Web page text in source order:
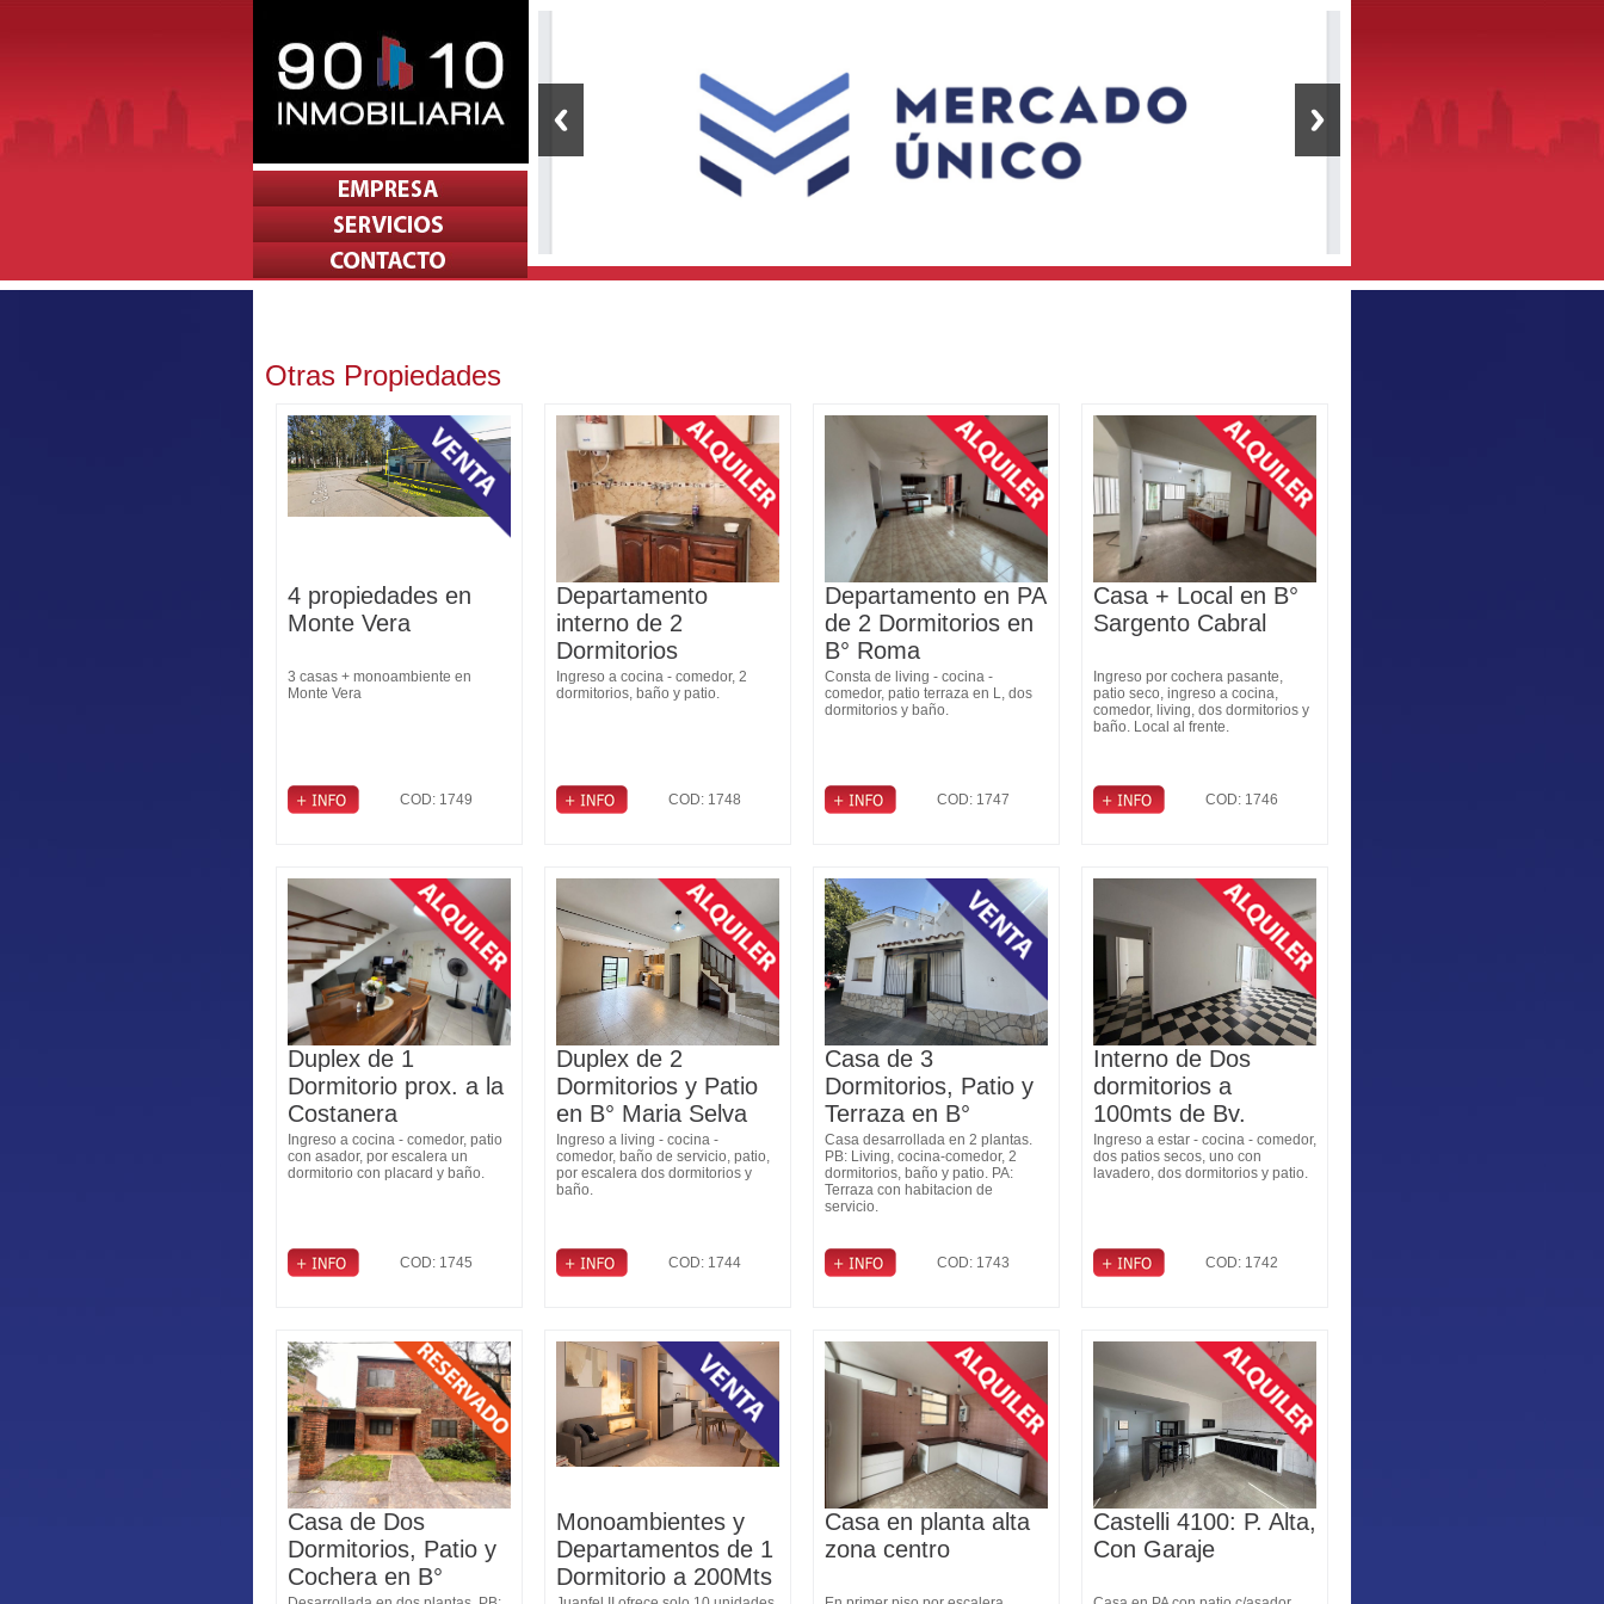
Otras Propiedades
4 propiedades en
Monte Vera
3 casas + monoambiente en
Monte Vera
COD: 1749
Departamento
interno de 2
Dormitorios
Ingreso a cocina - comedor, 2
dormitorios, baño y patio.
COD: 1748
Departamento en PA
de 2 Dormitorios en
B° Roma
Consta de living - cocina -
comedor, patio terraza en L, dos
dormitorios y baño.
COD: 1747
Casa + Local en B°
Sargento Cabral
Ingreso por cochera pasante,
patio seco, ingreso a cocina,
comedor, living, dos dormitorios y
baño. Local al frente.
COD: 1746
Duplex de 1
Dormitorio prox. a la
Costanera
Ingreso a cocina - comedor, patio
con asador, por escalera un
dormitorio con placard y baño.
COD: 1745
Duplex de 2
Dormitorios y Patio
en B° Maria Selva
Ingreso a living - cocina -
comedor, baño de servicio, patio,
por escalera dos dormitorios y
baño.
COD: 1744
Casa de 3
Dormitorios, Patio y
Terraza en B°
Fomento 9 de Julio
Casa desarrollada en 2 plantas.
PB: Living, cocina-comedor, 2
dormitorios, baño y patio. PA:
Terraza con habitacion de
servicio.
COD: 1743
Interno de Dos
dormitorios a
100mts de Bv.
Pellegrini
Ingreso a estar - cocina - comedor,
dos patios secos, uno con
lavadero, dos dormitorios y patio.
COD: 1742
Casa de Dos
Dormitorios, Patio y
Cochera en B°
Monoambientes y
Departamentos de 1
Dormitorio a 200Mts
Casa en planta alta
zona centro
Castelli 4100: P. Alta,
Con Garaje